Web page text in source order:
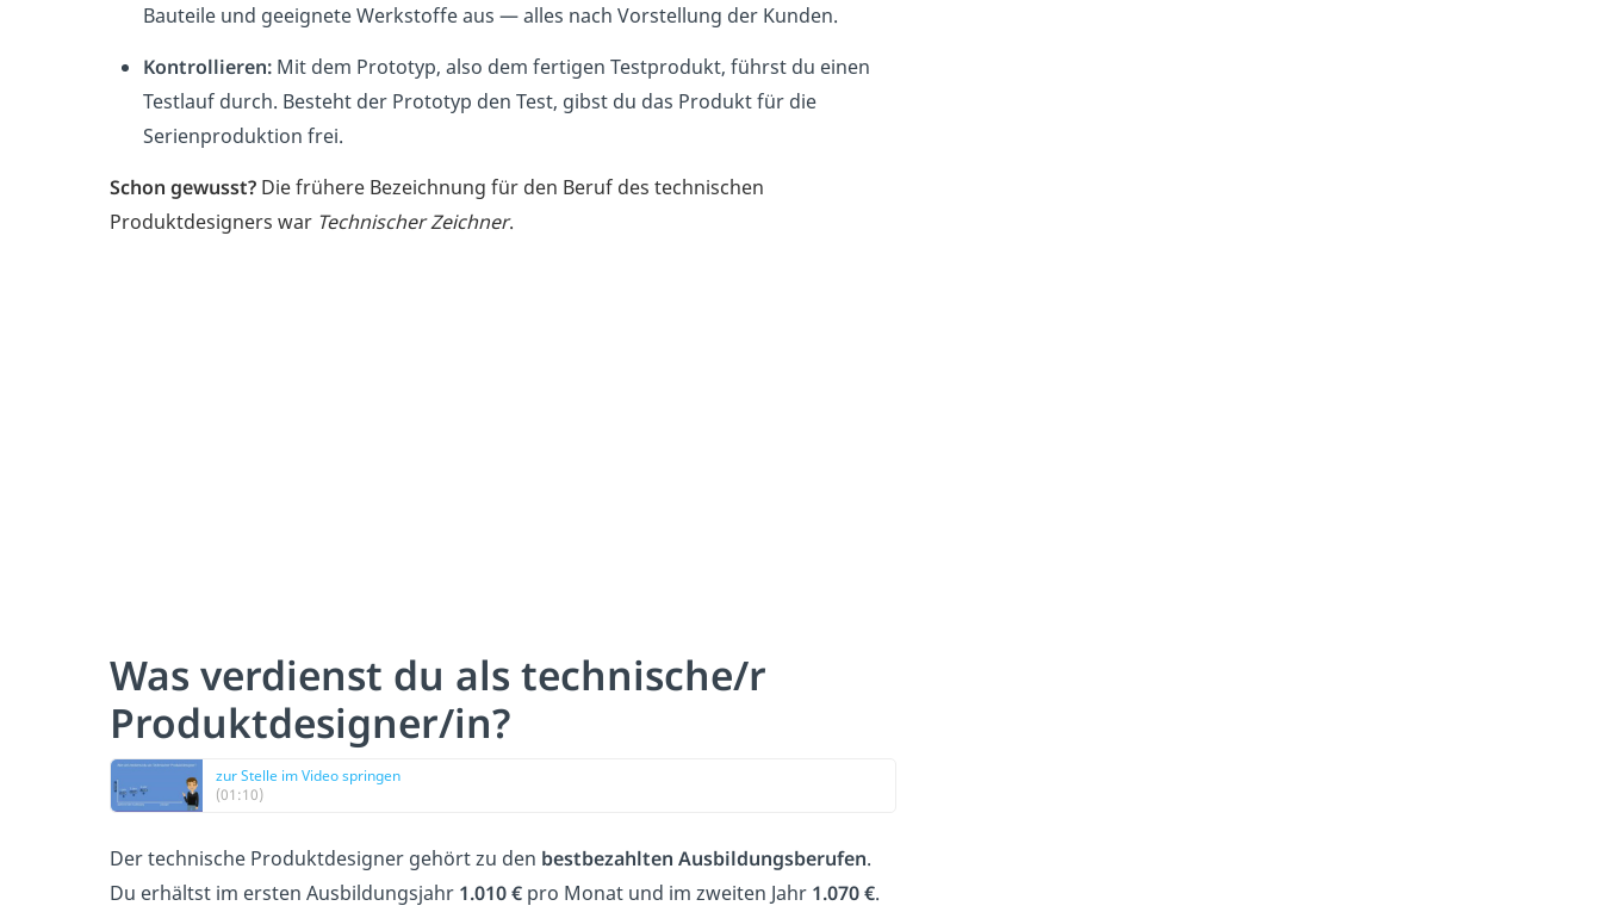
Bauteile und geeignete Werkstoffe aus — alles nach Vorstellung der Kunden.
Kontrollieren: Mit dem Prototyp, also dem fertigen Testprodukt, führst du einen
Testlauf durch. Besteht der Prototyp den Test, gibst du das Produkt für die
Serienproduktion frei.
Schon gewusst? Die frühere Bezeichnung für den Beruf des technischen
Produktdesigners war Technischer Zeichner.
Was verdienst du als technische/r
Produktdesigner/in?
zur Stelle im Video springen
(01:10)
Der technische Produktdesigner gehört zu den bestbezahlten Ausbildungsberufen.
Du erhältst im ersten Ausbildungsjahr 1.010 € pro Monat und im zweiten Jahr 1.070 €.